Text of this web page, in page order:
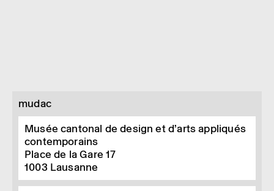
mudac
Musée cantonal de design et d’arts appliqués
contemporains
Place de la Gare 17
1003 Lausanne